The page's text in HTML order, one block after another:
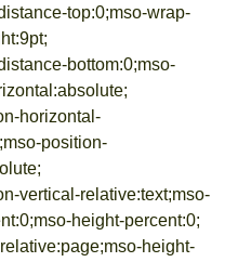
position-
height-percent:0;